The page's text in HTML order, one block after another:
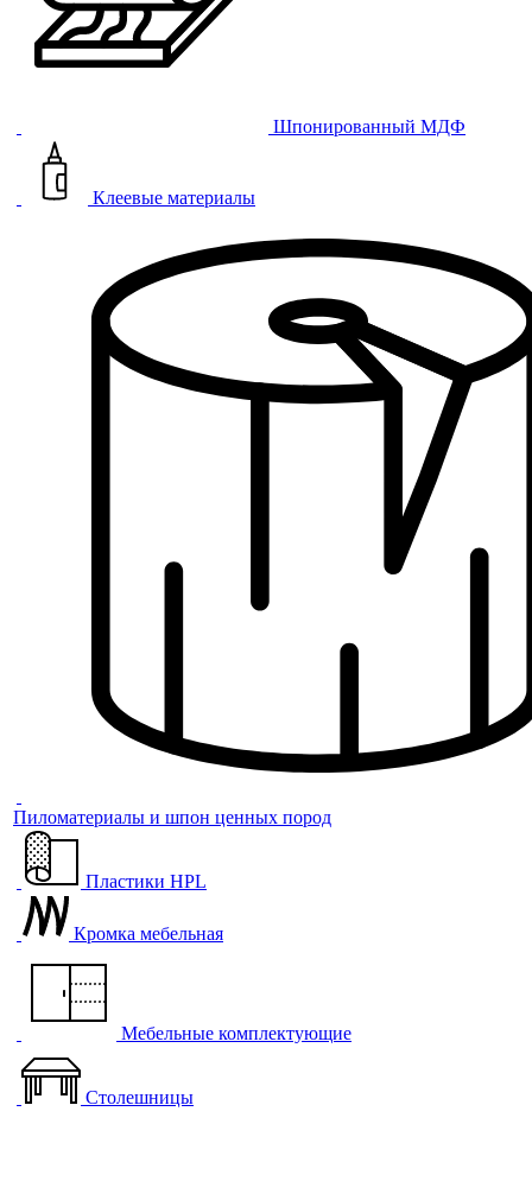
Шпонированный МДФ
Клеевые материалы
Пиломатериалы и шпон ценных пород
Пластики HPL
Кромка мебельная
Мебельные комплектующие
Столешницы